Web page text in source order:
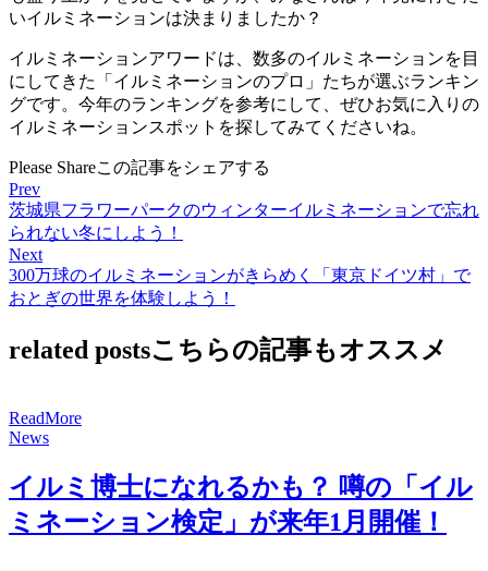
いイルミネーションは決まりましたか？
イルミネーションアワードは、数多のイルミネーションを目
にしてきた「イルミネーションのプロ」たちが選ぶランキン
グです。今年のランキングを参考にして、ぜひお気に入りの
イルミネーションスポットを探してみてくださいね。
Please Shareこの記事をシェアする
Prev
茨城県フラワーパークのウィンターイルミネーションで忘れ
られない冬にしよう！
Next
300万球のイルミネーションがきらめく「東京ドイツ村」で
おとぎの世界を体験しよう！
related postsこちらの記事もオススメ
ReadMore
News
イルミ博士になれるかも？ 噂の「イル
ミネーション検定」が来年1月開催！